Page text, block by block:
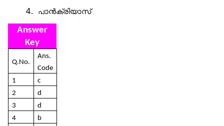
പാൻക്രിയാസ്
Answer
Key
Q.No.
Ans.
Code
1
c
2
d
3
d
4
b